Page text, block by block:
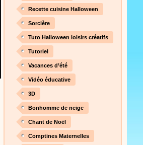
Recette cuisine Halloween
Sorcière
Tuto Halloween loisirs créatifs
Tutoriel
Vacances d’été
Vidéo éducative
3D
Bonhomme de neige
Chant de Noël
Comptines Maternelles